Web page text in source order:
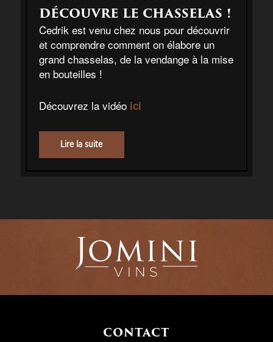
DÉCOUVRE LE CHASSELAS !
Cedrik est venu chez nous pour découvrir
et comprendre comment on élabore un
grand chasselas, de la vendange à la mise
en bouteilles !
Découvrez la vidéo ici
Lire la suite
CONTACT